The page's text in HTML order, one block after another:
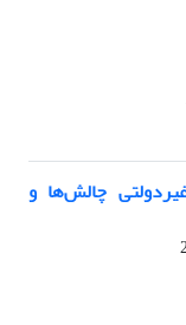
چالش‌ها و